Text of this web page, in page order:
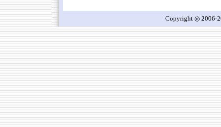
Copyright ◎ 2006-